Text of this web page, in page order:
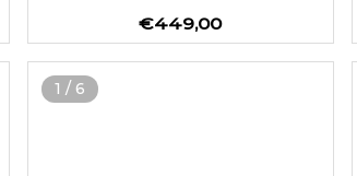
€449,00
1 / 6